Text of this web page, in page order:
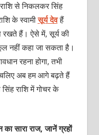
से निकलकर सिंह
के स्वामीसूर्य देवहैं
हैं। ऐसे में, सूर्य की
नहीं कहा जा सकता है।
रहना होगा, तभी
अब हम आगे बढ़ते हैं
राशि में गोचर के
सारा राज, जानें ग्रहों